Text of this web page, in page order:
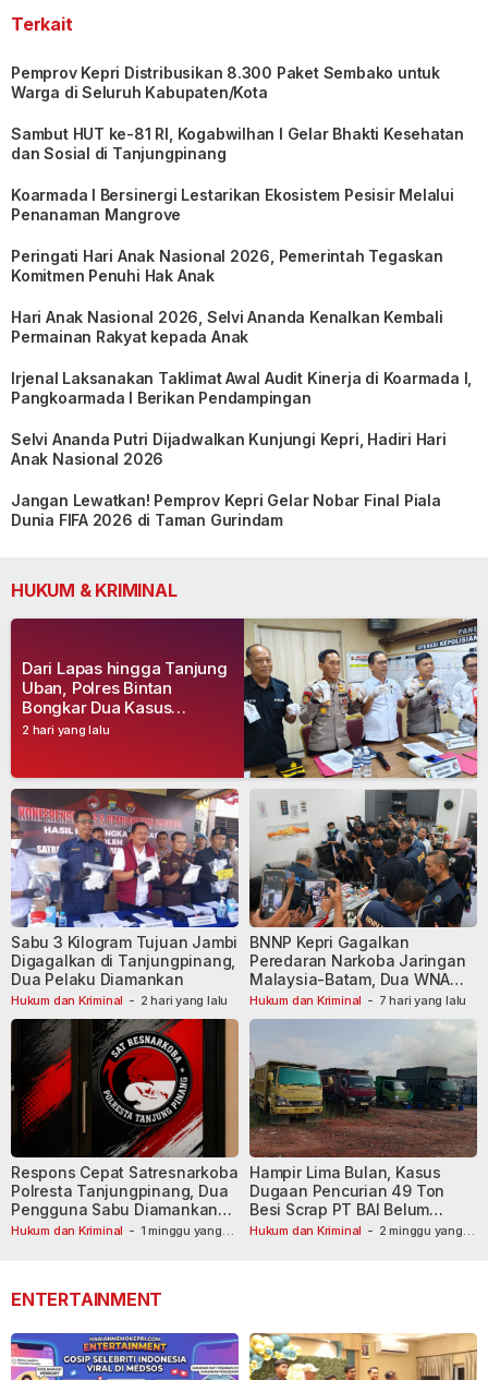
Terkait
Pemprov Kepri Distribusikan 8.300 Paket Sembako untuk
Warga di Seluruh Kabupaten/Kota
Sambut HUT ke-81 RI, Kogabwilhan I Gelar Bhakti Kesehatan
dan Sosial di Tanjungpinang
Koarmada I Bersinergi Lestarikan Ekosistem Pesisir Melalui
Penanaman Mangrove
Peringati Hari Anak Nasional 2026, Pemerintah Tegaskan
Komitmen Penuhi Hak Anak
Hari Anak Nasional 2026, Selvi Ananda Kenalkan Kembali
Permainan Rakyat kepada Anak
Irjenal Laksanakan Taklimat Awal Audit Kinerja di Koarmada I,
Pangkoarmada I Berikan Pendampingan
Selvi Ananda Putri Dijadwalkan Kunjungi Kepri, Hadiri Hari
Anak Nasional 2026
Jangan Lewatkan! Pemprov Kepri Gelar Nobar Final Piala
Dunia FIFA 2026 di Taman Gurindam
HUKUM & KRIMINAL
2 hari yang lalu
Dari Lapas hingga Tanjung
Uban, Polres Bintan
Bongkar Dua Kasus
Narkoba, Empat Tersangka
Hukum dan Kriminal - 2 hari yang lalu
Sabu 3 Kilogram Tujuan Jambi
Digagalkan di Tanjungpinang,
Dua Pelaku Diamankan
Hukum dan Kriminal - 7 hari yang lalu
BNNP Kepri Gagalkan
Peredaran Narkoba Jaringan
Malaysia-Batam, Dua WNA
Masih Diburu
Hukum dan Kriminal - 1 minggu yang
Respons Cepat Satresnarkoba
Polresta Tanjungpinang, Dua
Pengguna Sabu Diamankan
Usai Dilaporkan ke Call Center
Hukum dan Kriminal - 2 minggu yang
Hampir Lima Bulan, Kasus
Dugaan Pencurian 49 Ton
Besi Scrap PT BAI Belum
Tetapkan Tersangka
ENTERTAINMENT